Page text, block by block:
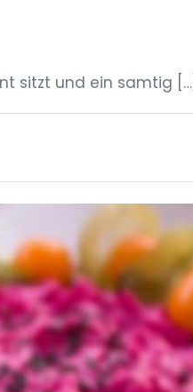
sitzt und ein samtig […]